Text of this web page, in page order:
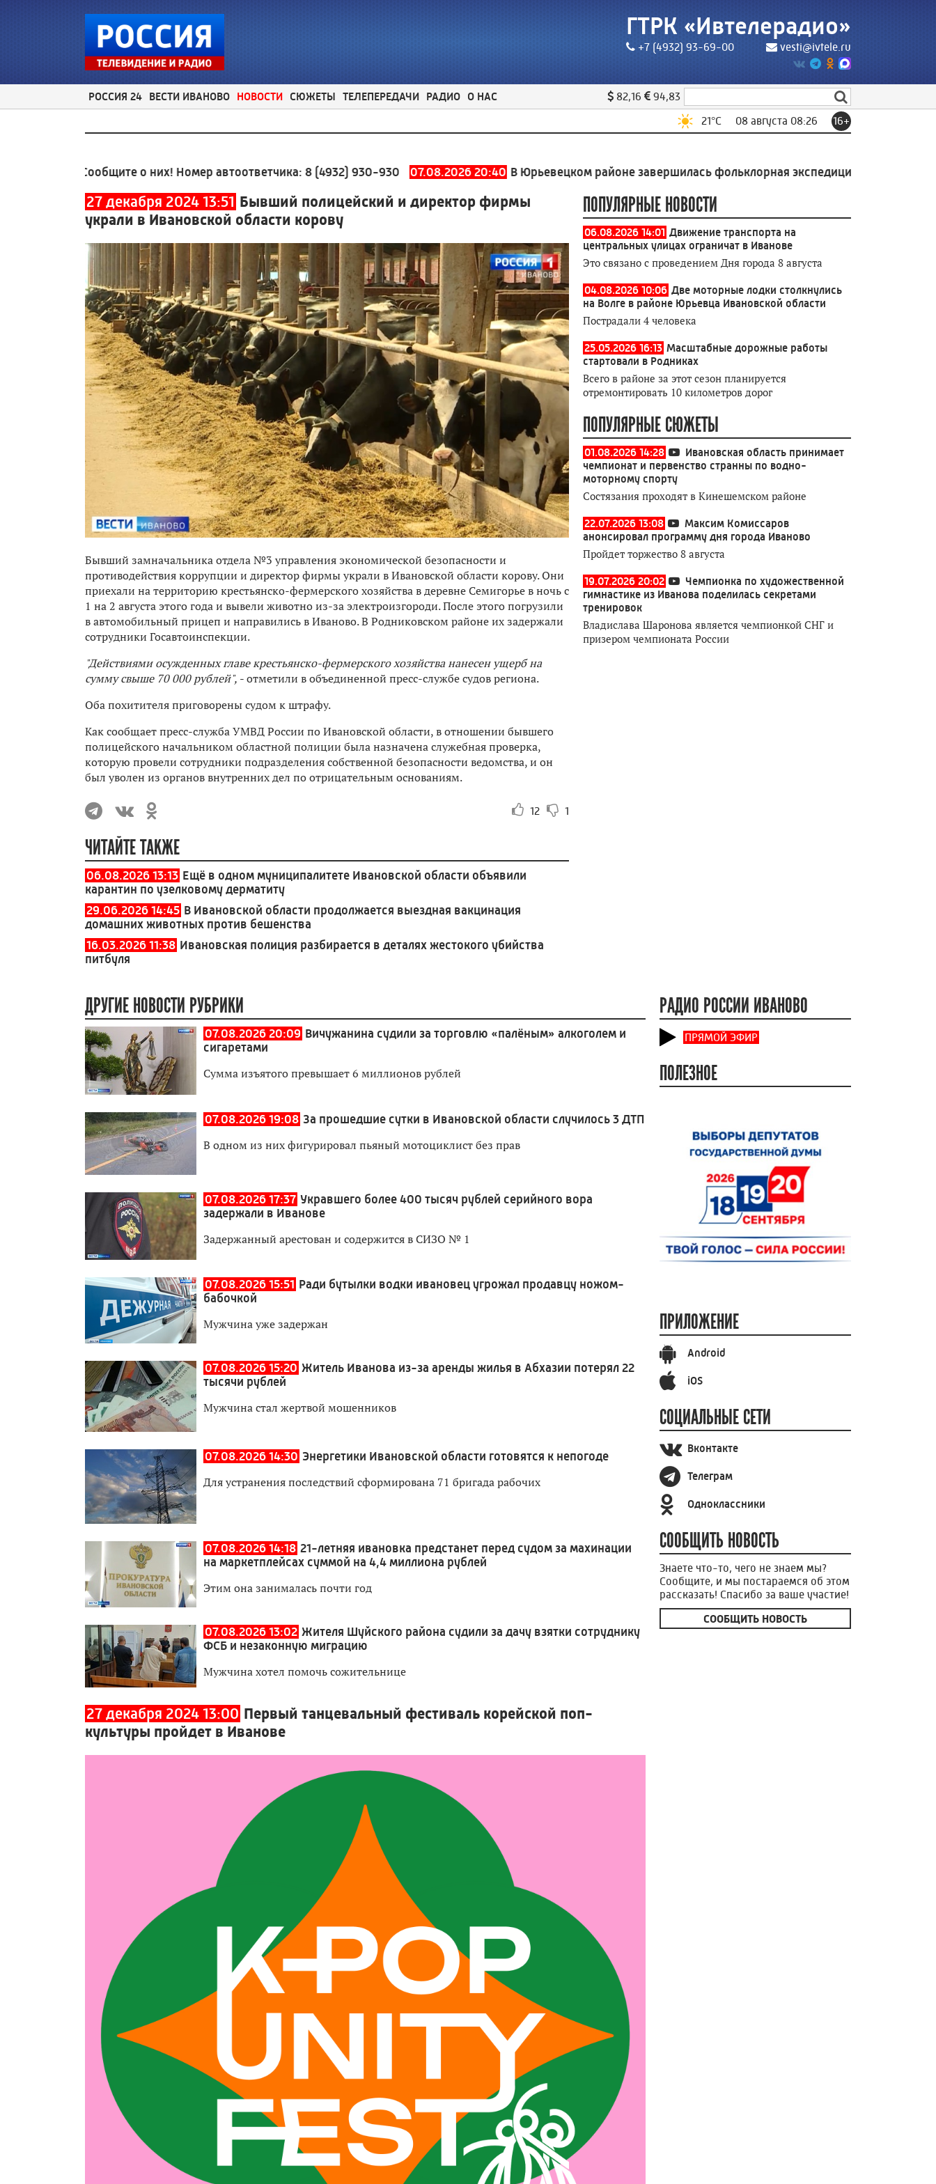
ГТРК «Ивтелерадио»
+7 (4932) 93-69-00 vesti@ivtele.ru
РОССИЯ 24 ВЕСТИ ИВАНОВО НОВОСТИ СЮЖЕТЫ ТЕЛЕПЕРЕДАЧИ РАДИО О НАС 82,16
94,83
21°C 08 августа 08:26 16+
Сообщите о них! Номер автоответчика:8 (4932) 930-930 07.08.2026 20:40 В Юрьевецком районе завершилась фольклорная экспедиция Высшей школы
27 декабря 2024 13:51 Бывший полицейский и директор фирмы
украли в Ивановской области корову
Бывший замначальника отдела №3 управления экономической безопасности и
противодействия коррупции и директор фирмы украли в Ивановской области корову. Они
приехали на территорию крестьянско-фермерского хозяйства в деревне Семигорье в ночь с
1 на 2 августа этого года и вывели животно из-за электроизгороди. После этого погрузили
в автомобильный прицеп и направились в Иваново. В Родниковском районе их задержали
сотрудники Госавтоинспекции.
"Действиями осужденных главе крестьянско-фермерского хозяйства нанесен ущерб на
сумму свыше 70 000 рублей", - отметили в объединенной пресс-службе судов региона.
Оба похитителя приговорены судом к штрафу.
Как сообщает пресс-служба УМВД России по Ивановской области, в отношении бывшего
полицейского начальником областной полиции была назначена служебная проверка,
которую провели сотрудники подразделения собственной безопасности ведомства, и он
был уволен из органов внутренних дел по отрицательным основаниям.
12 1
ЧИТАЙТЕ ТАКЖЕ
06.08.2026 13:13 Ещё в одном муниципалитете Ивановской области объявили
карантин по узелковому дерматиту
29.06.2026 14:45 В Ивановской области продолжается выездная вакцинация
домашних животных против бешенства
16.03.2026 11:38 Ивановская полиция разбирается в деталях жестокого убийства
питбуля
ПОПУЛЯРНЫЕ НОВОСТИ
06.08.2026 14:01 Движение транспорта на
центральных улицах ограничат в Иванове
Это связано с проведением Дня города 8 августа
04.08.2026 10:06 Две моторные лодки столкнулись
на Волге в районе Юрьевца Ивановской области
Пострадали 4 человека
25.05.2026 16:13 Масштабные дорожные работы
стартовали в Родниках
Всего в районе за этот сезон планируется
отремонтировать 10 километров дорог
ПОПУЛЯРНЫЕ СЮЖЕТЫ
01.08.2026 14:28
Ивановская область принимает
чемпионат и первенство странны по водно-
моторному спорту
Состязания проходят в Кинешемском районе
22.07.2026 13:08
Максим Комиссаров
анонсировал программу дня города Иваново
Пройдет торжество 8 августа
19.07.2026 20:02
Чемпионка по художественной
гимнастике из Иванова поделилась секретами
тренировок
Владислава Шаронова является чемпионкой СНГ и
призером чемпионата России
ДРУГИЕ НОВОСТИ РУБРИКИ
07.08.2026 20:09 Вичужанина судили за торговлю «палёным» алкоголем и
сигаретами
Сумма изъятого превышает 6 миллионов рублей
07.08.2026 19:08 За прошедшие сутки в Ивановской области случилось 3 ДТП
В одном из них фигурировал пьяный мотоциклист без прав
07.08.2026 17:37 Укравшего более 400 тысяч рублей серийного вора
задержали в Иванове
Задержанный арестован и содержится в СИЗО № 1
07.08.2026 15:51 Ради бутылки водки ивановец угрожал продавцу ножом-
бабочкой
Мужчина уже задержан
07.08.2026 15:20 Житель Иванова из-за аренды жилья в Абхазии потерял 22
тысячи рублей
Мужчина стал жертвой мошенников
07.08.2026 14:30 Энергетики Ивановской области готовятся к непогоде
Для устранения последствий сформирована 71 бригада рабочих
07.08.2026 14:18 21-летняя ивановка предстанет перед судом за махинации
на маркетплейсах суммой на 4,4 миллиона рублей
Этим она занималась почти год
07.08.2026 13:02 Жителя Шуйского района судили за дачу взятки сотруднику
ФСБ и незаконную миграцию
Мужчина хотел помочь сожительнице
27 декабря 2024 13:00 Первый танцевальный фестиваль корейской поп-
культуры пройдет в Иванове
РАДИО РОССИИ ИВАНОВО
ПРЯМОЙ ЭФИР
ПОЛЕЗНОЕ
ПРИЛОЖЕНИЕ
Android
iOS
СОЦИАЛЬНЫЕ СЕТИ
Вконтакте
Телеграм
Одноклассники
СООБЩИТЬ НОВОСТЬ
Знаете что-то, чего не знаем мы?
Сообщите, и мы постараемся об этом
рассказать! Спасибо за ваше участие!
СООБЩИТЬ НОВОСТЬ